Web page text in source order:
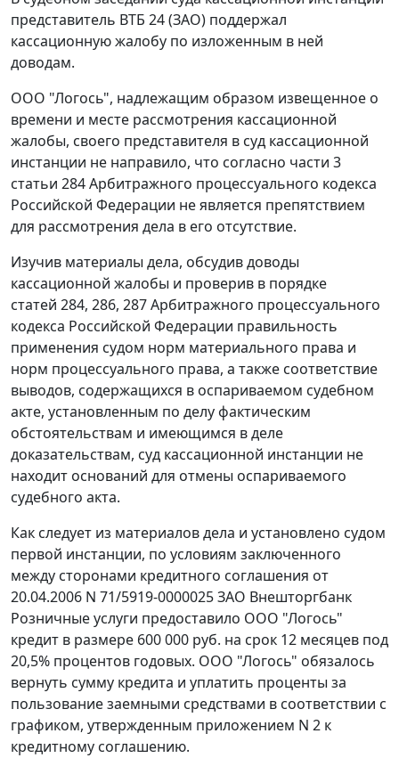
представитель ВТБ 24 (ЗАО) поддержал
кассационную жалобу по изложенным в ней
доводам.
ООО "Логось", надлежащим образом извещенное о
времени и месте рассмотрения кассационной
жалобы, своего представителя в суд кассационной
инстанции не направило, что согласно части 3
статьи 284Арбитражного процессуального кодекса
Российской Федерации не является препятствием
для рассмотрения дела в его отсутствие.
Изучив материалы дела, обсудив доводы
кассационной жалобы и проверив в порядке
статей 284, 286, 287Арбитражного процессуального
кодекса Российской Федерации правильность
применения судом норм материального права и
норм процессуального права, а также соответствие
выводов, содержащихся в оспариваемом судебном
акте, установленным по делу фактическим
обстоятельствам и имеющимся в деле
доказательствам, суд кассационной инстанции не
находит оснований для отмены оспариваемого
судебного акта.
Как следует из материалов дела и установлено судом
первой инстанции, по условиям заключенного
между сторонами кредитного соглашения от
20.04.2006 N 71/5919-0000025 ЗАО Внешторгбанк
Розничные услуги предоставило ООО "Логось"
кредит в размере 600 000 руб. на срок 12 месяцев под
20,5% процентов годовых. ООО "Логось" обязалось
вернуть сумму кредита и уплатить проценты за
пользование заемными средствами в соответствии с
графиком, утвержденным приложением N 2 к
кредитному соглашению.